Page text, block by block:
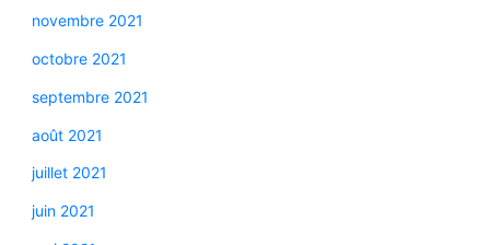
novembre 2021
octobre 2021
septembre 2021
août 2021
juillet 2021
juin 2021